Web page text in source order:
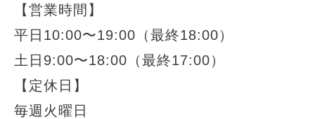
【営業時間】
平日 10:00〜19:00 （最終18:00）
土日 9:00〜18:00 （最終17:00）
【定休日】
毎週火曜日